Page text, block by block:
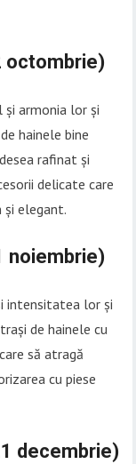
octombrie)
armonia lor și
hainele bine
rafinat și
delicate care
elegant.
noiembrie)
intensitatea lor și
de hainele cu
să atragă
cu piese
decembrie)